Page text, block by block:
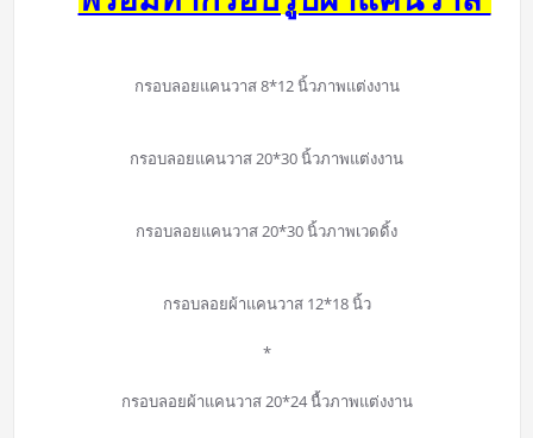
กรอบลอยแคนวาส 8*12 นิ้วภาพแต่งงาน
กรอบลอยแคนวาส 20*30 นิ้วภาพแต่งงาน
กรอบลอยแคนวาส 20*30 นิ้วภาพเวดดิ้ง
กรอบลอยผ้าแคนวาส 12*18 นิ้ว
*
กรอบลอยผ้าแคนวาส 20*24 นื้วภาพแต่งงาน